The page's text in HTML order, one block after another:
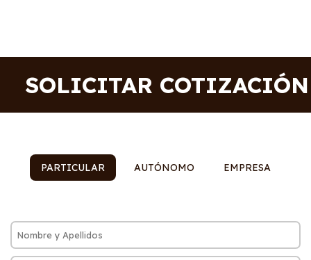
SOLICITAR COTIZACIÓN
PARTICULAR AUTÓNOMO EMPRESA